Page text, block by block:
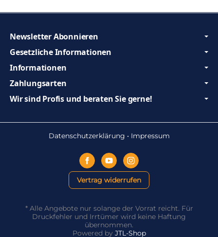
Gesetzliche Informationen
Informationen
Zahlungsarten
Wir sind Profis und beraten Sie gerne!
Newsletter Abonnieren
Datenschutzerklärung • Impressum
Vertrag widerrufen
*Alle Angebote nur solange der Vorrat reicht. Für
Druckfehler und Irrtümer wird keine Haftung
übernommen.
Powered by JTL-Shop